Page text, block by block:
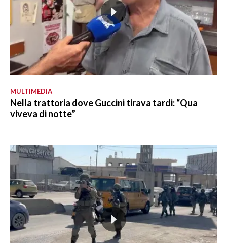
MULTIMEDIA
Nella trattoria dove Guccini tirava tardi: “Qua
viveva di notte”